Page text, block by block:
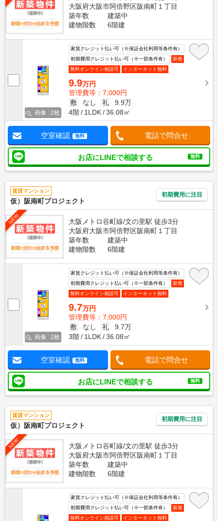
大阪府大阪市阿倍野区阪南町１丁目
築年数
建築中
建物階数
6階建
画像 : 2枚
家賃クレジット払い可（※保証会社利用等条件有）
初期費用クレジット払い可（※一部条件有）
新着
無料オンライン相談可
インターネット無料
9.9万円
管理費等：7,000円
敷
なし 礼
9.9万
4階
1LDK 36.08㎡
空室確認 無料 電話で問合せ
お店にLINEで相談する 無料
賃貸マンション
仮）阪南町プロジェクト
初期費用に注目
NEW
大阪メトロ谷町線/文の里駅 徒歩3分
大阪府大阪市阿倍野区阪南町１丁目
築年数
建築中
建物階数
6階建
画像 : 2枚
家賃クレジット払い可（※保証会社利用等条件有）
初期費用クレジット払い可（※一部条件有）
新着
無料オンライン相談可
インターネット無料
9.7万円
管理費等：7,000円
敷
なし 礼
9.7万
3階
1LDK 36.08㎡
空室確認 無料 電話で問合せ
お店にLINEで相談する 無料
賃貸マンション
仮）阪南町プロジェクト
初期費用に注目
NEW
大阪メトロ谷町線/文の里駅 徒歩3分
大阪府大阪市阿倍野区阪南町１丁目
築年数
建築中
建物階数
6階建
家賃クレジット払い可（※保証会社利用等条件有）
初期費用クレジット払い可（※一部条件有）
新着
無料オンライン相談可
インターネット無料